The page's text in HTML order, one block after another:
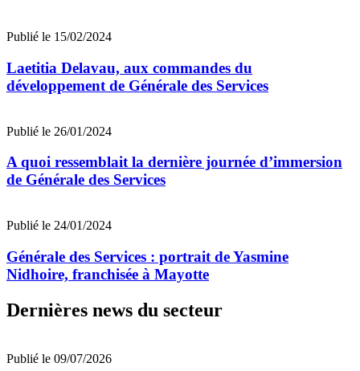
Publié le 15/02/2024
Laetitia Delavau, aux commandes du
développement de Générale des Services
Publié le 26/01/2024
A quoi ressemblait la dernière journée d’immersion
de Générale des Services
Publié le 24/01/2024
Générale des Services : portrait de Yasmine
Nidhoire, franchisée à Mayotte
Dernières news du secteur
Publié le 09/07/2026